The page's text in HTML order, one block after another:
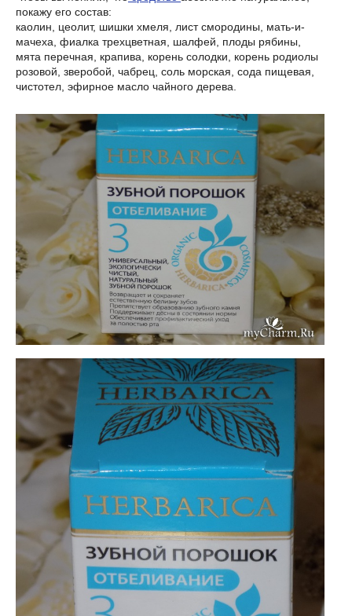
покажу его состав:
каолин, цеолит, шишки хмеля, лист смородины, мать-и-
мачеха, фиалка трехцветная, шалфей, плоды рябины,
мята перечная, крапива, корень солодки, корень родиолы
розовой, зверобой, чабрец, соль морская, сода пищевая,
чистотел, эфирное масло чайного дерева.